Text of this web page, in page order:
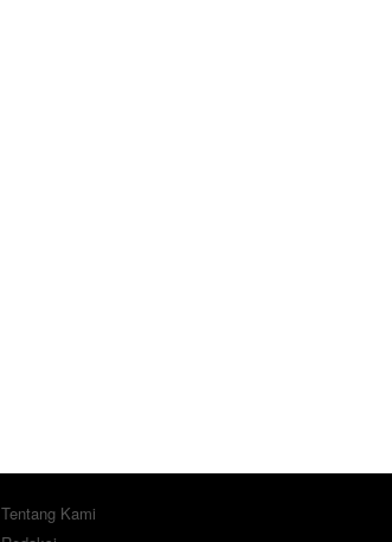
Tentang Kami